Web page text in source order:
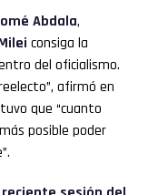
Abdala,
consiga la
del oficialismo.
afirmó en
que “cuanto
posible poder